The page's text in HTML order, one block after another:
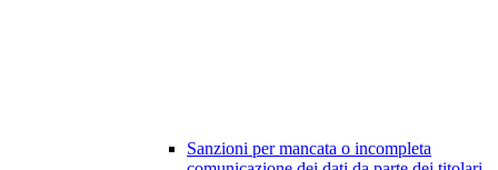
Sanzioni per mancata o incompleta